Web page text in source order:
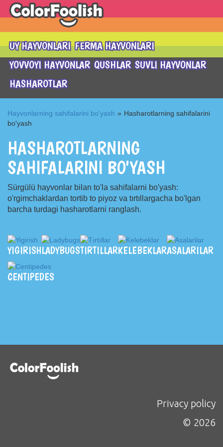
UY HAYVONLARI FERMA HAYVONLARI
YOVVOYI HAYVONLAR QUSHLAR SUVLI HAYVONLAR
HASHAROTLAR
Hayvonlarning sahifalarini bo'yash » Hasharotlarning sahifalarini
bo'yash
HASHAROTLARNING
SAHIFALARINI BO'YASH
Sürgülü hayvonlar bilan to'la sahifalarni bo'yash:
o'rgimchaklardan tortib to piyoz va tırtıllargacha bo'lgan
barcha turdagi hasharotlarni ranglash.
YIGIRISHLADYBUGSTIRTILLARKELEBEKLARASALARILAR
CENTIPEDES
Privacy policy
© 2026